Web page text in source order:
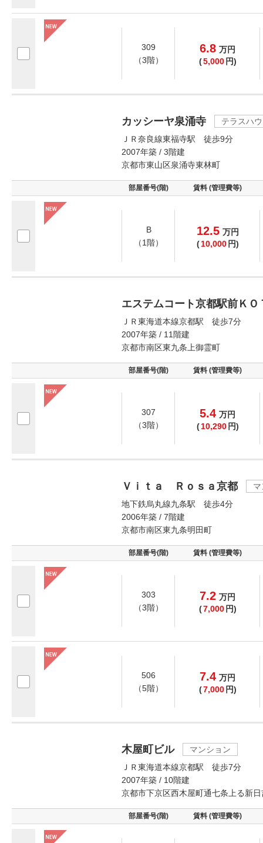
309
（3階）
6.8 万円
(5,000 円)
カッシーヤ泉涌寺
テラスハ
ＪＲ奈良線東福寺駅 徒歩9分
2007年築 / 3階建
京都市東山区泉涌寺東林町
部屋番号(階) 賃料 (管理費等)
B
（1階）
12.5 万円
( 10,000 円)
エステムコート京都駅前ＫＯ
ＪＲ東海道本線京都駅 徒歩7分
2007年築 / 11階建
京都市南区東九条上御霊町
部屋番号(階) 賃料 (管理費等)
307
（3階）
5.4 万円
( 10,290 円)
Ｖｉｔａ Ｒｏｓａ京都
地下鉄烏丸線九条駅 徒歩4分
2006年築 / 7階建
京都市南区東九条明田町
部屋番号(階) 賃料 (管理費等)
303
（3階）
7.2 万円
(7,000 円)
506
（5階）
7.4 万円
(7,000 円)
木屋町ビル
マンション
ＪＲ東海道本線京都駅 徒歩7分
2007年築 / 10階建
京都市下京区西木屋町通七条上る新日
部屋番号(階) 賃料 (管理費等)